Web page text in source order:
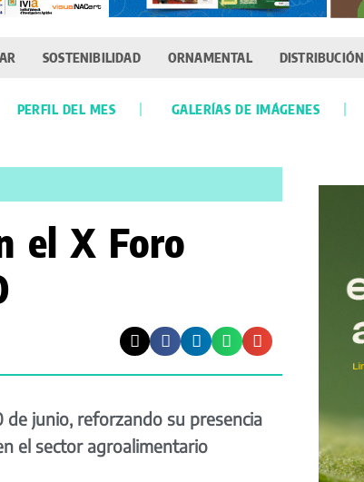
SOSTENIBILIDAD ORNAMENTAL DISTRIBUCIÓN
PERFIL DEL MES GALERÍAS DE IMÁGENES
el X Foro
de junio, reforzando su presencia
el sector agroalimentario